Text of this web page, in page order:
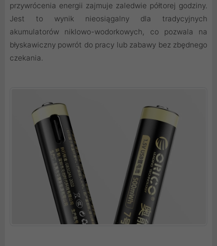
przywrócenia energii zajmuje zaledwie półtorej godziny.
Jest to wynik nieosiągalny dla tradycyjnych
akumulatorów niklowo-wodorkowych, co pozwala na
błyskawiczny powrót do pracy lub zabawy bez zbędnego
czekania.